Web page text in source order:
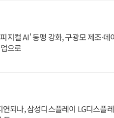
지컬 AI' 동맹 강화, 구광모 제조·데
으로
되나, 삼성디스플레이 LG디스플